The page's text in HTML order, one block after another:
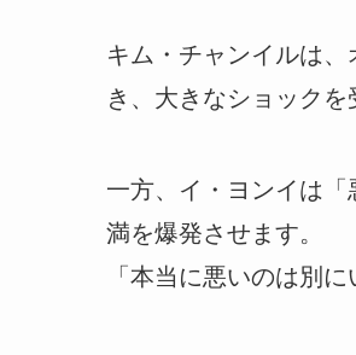
キム・チャンイルは
き、大きなショックを
一方、イ・ヨンイは
満を爆発させます。
「本当に悪いのは別